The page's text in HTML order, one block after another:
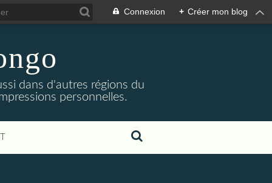
Connexion + Créer mon blog
dans d'autres régions du
personnelles.